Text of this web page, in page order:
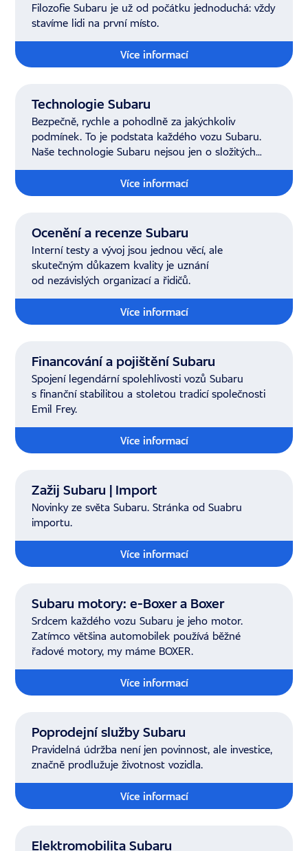
Filozofie Subaru je už od počátku jednoduchá: vždy
stavíme lidi na první místo.
Více informací
Technologie Subaru
Bezpečně, rychle a pohodlně za jakýchkoliv
podmínek. To je podstata každého vozu Subaru.
Naše technologie Subaru nejsou jen o složitých
systémech.
Více informací
Ocenění a recenze Subaru
Interní testy a vývoj jsou jednou věcí, ale
skutečným důkazem kvality je uznání
od nezávislých organizací a řidičů.
Více informací
Financování a pojištění Subaru
Spojení legendární spolehlivosti vozů Subaru
s finanční stabilitou a stoletou tradicí společnosti
Emil Frey.
Více informací
Zažij Subaru | Import
Novinky ze světa Subaru. Stránka od Suabru
importu.
Více informací
Subaru motory: e-Boxer a Boxer
Srdcem každého vozu Subaru je jeho motor.
Zatímco většina automobilek používá běžné
řadové motory, my máme BOXER.
Více informací
Poprodejní služby Subaru
Pravidelná údržba není jen povinnost, ale investice,
značně prodlužuje životnost vozidla.
Více informací
Elektromobilita Subaru